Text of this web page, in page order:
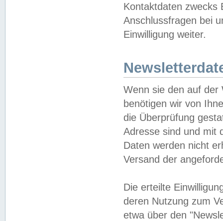
Kontaktdaten zwecks
Anschlussfragen bei
Einwilligung weiter.
Wenn sie den auf der
benötigen wir von
die Überprüfung
Adresse sind und mit
Daten werden nicht
Versand der
Die erteilte
deren Nutzung zum
etwa über den